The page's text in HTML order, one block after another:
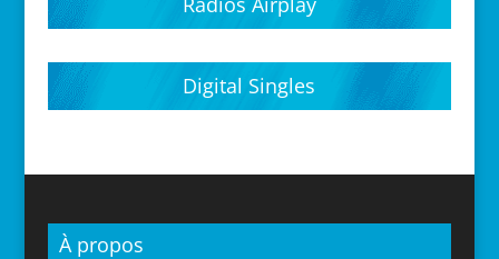
Digital Singles
À propos